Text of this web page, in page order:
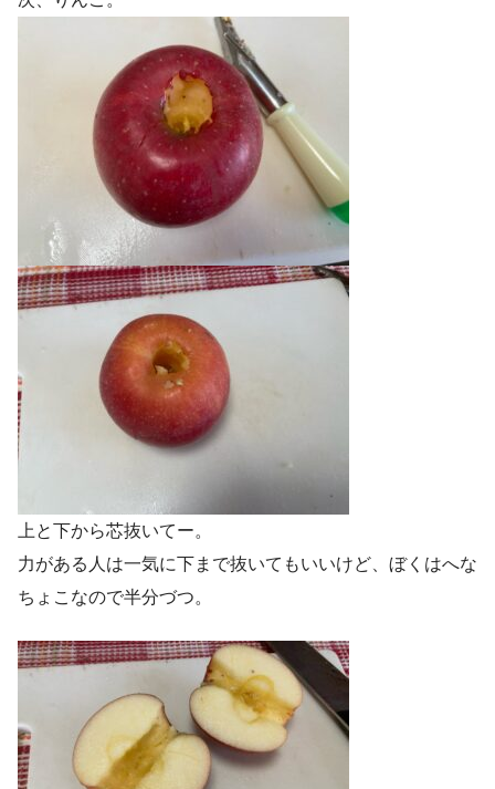
上と下から芯抜いてー。
力がある人は一気に下まで抜いてもいいけど、ぼくはへな
ちょこなので半分づつ。